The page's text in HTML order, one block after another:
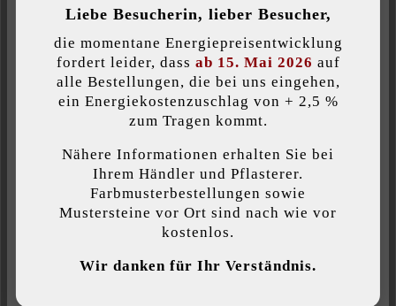
Produktbeschreibung
Langeweile war gestern - die Spot Trittplatte macht bereits
beim Verlegen Spaß, weil unzählige Verlegekombinationen der
40 cm, 60 cm und 80 cm großen runden Platten möglich sind.
Da erhält die Kreativität alle Freiheit beim Anlegen von Wegen
ansprechenden Blickfang. Die Oberfläche und Farben der Spot
Trittplatten sind gleich den LIV29/LIV und Dots29/Dots
Platten. So können Sie Ihre Terrasse und Poolanlage im
gleichen Farbton wie die Spot Trittplatten anlegen.
Inaktiv
Individuelle Cookies akzeptieren
Funktionalität bieten zu können...Mehr Informationen
Individuelle Einstellungen
Liebe Besucherin, lieber Besucher,
die momentane Energiepreisentwicklung
fordert leider, dass ab 15. Mai 2026 auf
alle Bestellungen, die bei uns eingehen,
ein Energiekostenzuschlag von + 2,5 %
zum Tragen kommt.
Nähere Informationen erhalten Sie bei
Ihrem Händler und Pflasterer.
Farbmusterbestellungen sowie
Mustersteine vor Ort sind nach wie vor
kostenlos.
Wir danken für Ihr Verständnis.